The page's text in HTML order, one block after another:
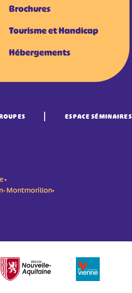
Brochures
Tourisme et Handicap
Hébergements
ESPACE SÉMINAIRES
•
Montmorillon•